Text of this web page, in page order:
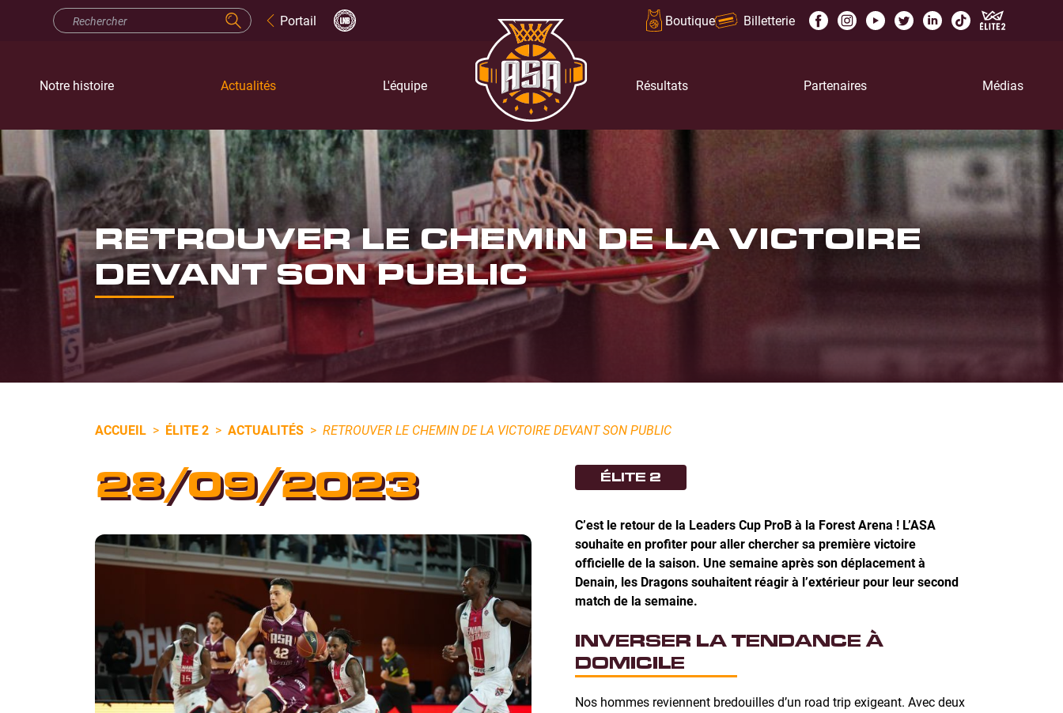
Portail Boutique Billetterie
Notre histoire Actualités L'équipe Résultats Partenaires Médias
RETROUVER LE CHEMIN DE LA VICTOIRE
DEVANT SON PUBLIC
ACCUEIL > ÉLITE 2 > ACTUALITÉS > RETROUVER LE CHEMIN DE LA VICTOIRE DEVANT SON PUBLIC
28/09/2023 ÉLITE 2
C’est le retour de la Leaders Cup ProB à la Forest Arena ! L’ASA
souhaite en profiter pour aller chercher sa première victoire
officielle de la saison. Une semaine après son déplacement à
Denain, les Dragons souhaitent réagir à l’extérieur pour leur second
match de la semaine.
INVERSER LA TENDANCE À
DOMICILE
Nos hommes reviennent bredouilles d’un road trip exigeant. Avec deux